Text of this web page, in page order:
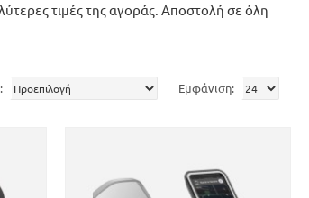
τιμές της αγοράς. Αποστολή σε όλη
Εμφάνιση: